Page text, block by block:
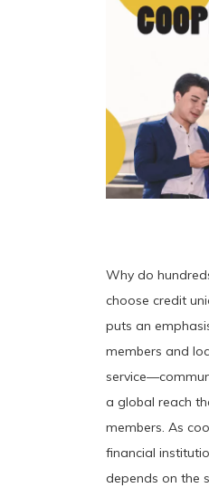
Why do
choose credit
puts an
members and
a global reach
members. As
financial
depends on the